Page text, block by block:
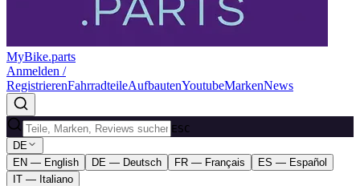
MyBike.parts
Anmelden /
RegistrierenFahrradteileAufbautenYoutubeMarkenNews
ESC
DE
EN — English
DE — Deutsch FR — Français
ES — Español
IT — Italiano